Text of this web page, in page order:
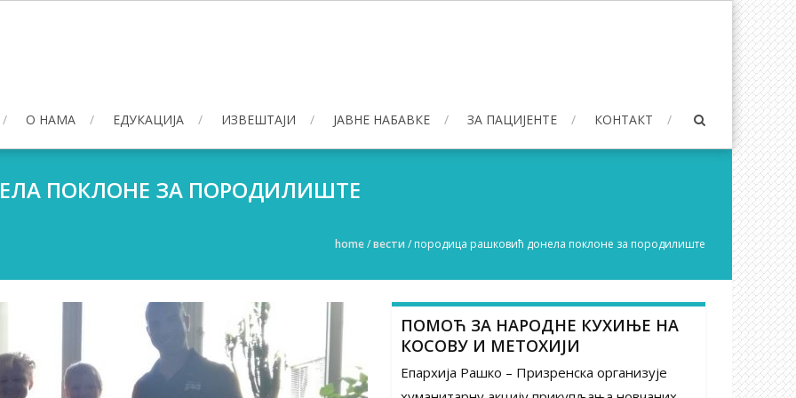
О НАМА ЕДУКАЦИЈА ИЗВЕШТАЈИ ЈАВНЕ НАБАВКЕ ЗА ПАЦИЈЕНТЕ КОНТАКТ
ПОКЛОНЕ ЗА ПОРОДИЛИШТЕ
home/вести / породица рашковић донела поклоне за породилиште
ПОМОЋ ЗА НАРОДНЕ КУХИЊЕ НА
КОСОВУ И МЕТОХИЈИ
Епархија Рашко – Призренска организује